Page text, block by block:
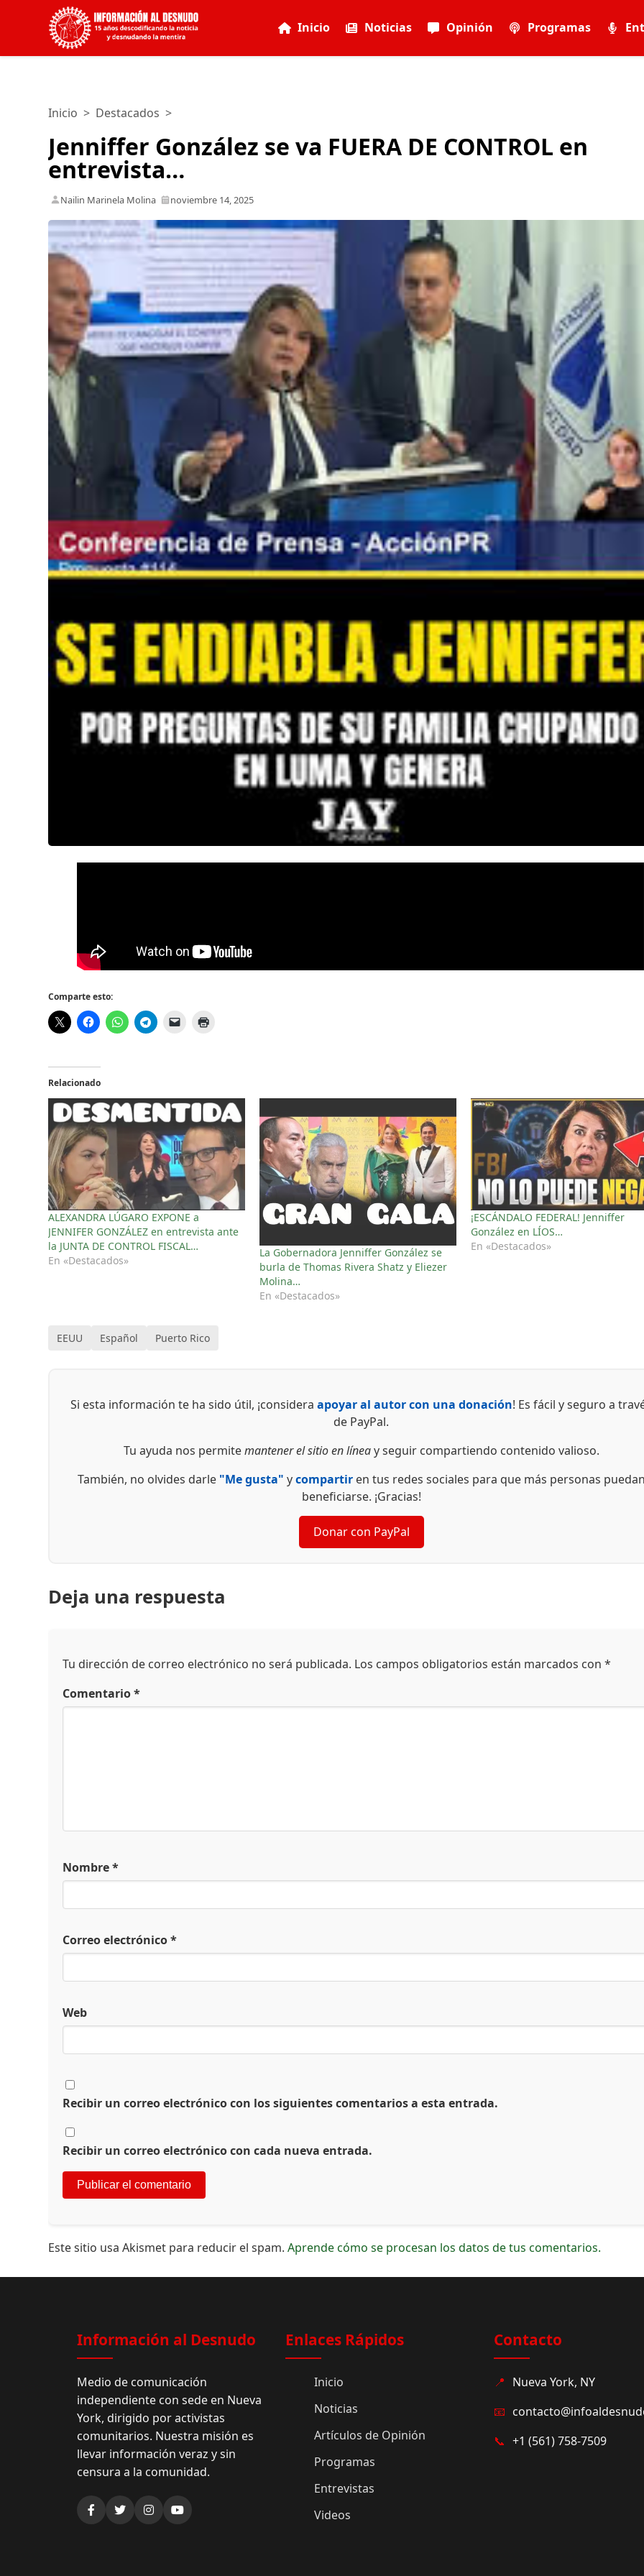
Inicio Noticias Opinión Programas
Inicio > Destacados >
Jenniffer González se va FUERA DE CONTROL en
entrevista…
Nailin Marinela Molina noviembre 14, 2025
Comparte esto:
Relacionado
ALEXANDRA LÚGARO EXPONE a
JENNIFER GONZÁLEZ en entrevista ante
la JUNTA DE CONTROL FISCAL…
En «Destacados»
La Gobernadora Jenniffer González se
burla de Thomas Rivera Shatz y Eliezer
Molina…
En «Destacados»
¡ESCÁNDALO FEDERAL! Jenniffer
González en LÍOS…
En «Destacados»
EEUU Español Puerto Rico
Si esta información te ha sido útil, ¡consideraapoyar al autor con una donación! Es fácil y seguro a
de PayPal.
Tu ayuda nos permitemantener el sitio en líneay seguir compartiendo contenido valioso.
También, no olvides darle "Me gusta" ycompartiren tus redes sociales para que más personas puedan
beneficiarse. ¡Gracias!
Donar con PayPal
Deja una respuesta
Tu dirección de correo electrónico no será publicada. Los campos obligatorios están marcados con*
Comentario*
Nombre*
Correo electrónico*
Web
Recibir un correo electrónico con los siguientes comentarios a esta entrada.
Recibir un correo electrónico con cada nueva entrada.
Este sitio usa Akismet para reducir el spam.Aprende cómo se procesan los datos de tus comentarios.
Información al Desnudo
Medio de comunicación
independiente con sede en Nueva
York, dirigido por activistas
comunitarios. Nuestra misión es
llevar información veraz y sin
censura a la comunidad.
Enlaces Rápidos
Inicio
Noticias
Artículos de Opinión
Programas
Entrevistas
Videos
Contacto
📍 Nueva York, NY
📧
📞 +1 (561) 758-7509